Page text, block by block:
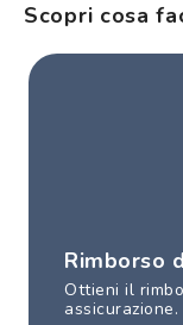
Scopri cosa
Rimborso
Ottieni il
assicurazione.